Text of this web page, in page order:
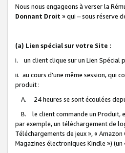
Nous nous engageons à verser la
Donnant Droit » qui – sous réserve
(a) Lien spécial sur votre Site :
i. un client clique sur un Lien Spécial
ii. au cours d'une même session, qui
produit :
A. 24 heures se sont écoulées
B. le client commande un Produit,
par exemple, un téléchargement de
Téléchargements de jeux », «
Magazines électroniques Kindle »)